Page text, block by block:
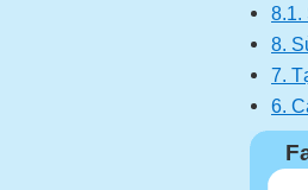
8.1.
8.
7.
6.